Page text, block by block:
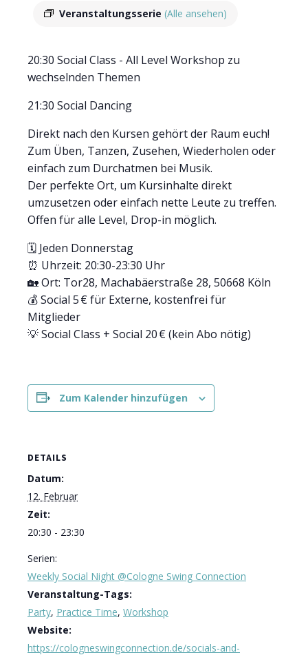
Veranstaltungsserie (Alle ansehen)
20:30 Social Class - All Level Workshop zu
wechselnden Themen
21:30 Social Dancing
Direkt nach den Kursen gehört der Raum euch!
Zum Üben, Tanzen, Zusehen, Wiederholen oder
einfach zum Durchatmen bei Musik.
Der perfekte Ort, um Kursinhalte direkt
umzusetzen oder einfach nette Leute zu treffen.
Offen für alle Level, Drop-in möglich.
🗓 Jeden Donnerstag
⏰ Uhrzeit: 20:30-23:30 Uhr
🏡 Ort: Tor28, Machabäerstraße 28, 50668 Köln
💰 Social 5 € für Externe, kostenfrei für
Mitglieder
💡 Social Class + Social 20 € (kein Abo nötig)
Zum Kalender hinzufügen
DETAILS
Datum:
12. Februar
Zeit:
20:30 - 23:30
Serien:
Weekly Social Night @Cologne Swing Connection
Veranstaltung-Tags:
Party, Practice Time, Workshop
Website:
https://cologneswingconnection.de/socials-and-